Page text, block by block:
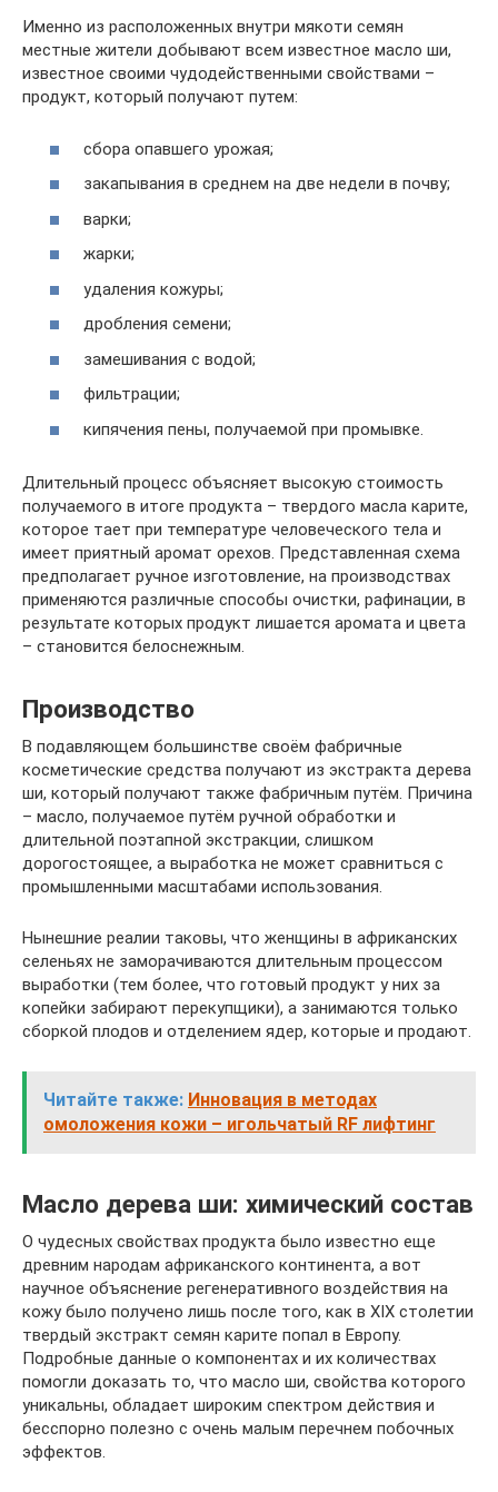
Именно из расположенных внутри мякоти семян
местные жители добывают всем известное масло ши,
известное своими чудодейственными свойствами –
продукт, который получают путем:
сбора опавшего урожая;
закапывания в среднем на две недели в почву;
варки;
жарки;
удаления кожуры;
дробления семени;
замешивания с водой;
фильтрации;
кипячения пены, получаемой при промывке.
Длительный процесс объясняет высокую стоимость
получаемого в итоге продукта – твердого масла карите,
которое тает при температуре человеческого тела и
имеет приятный аромат орехов. Представленная схема
предполагает ручное изготовление, на производствах
применяются различные способы очистки, рафинации, в
результате которых продукт лишается аромата и цвета
– становится белоснежным.
Производство
В подавляющем большинстве своём фабричные
косметические средства получают из экстракта дерева
ши, который получают также фабричным путём. Причина
– масло, получаемое путём ручной обработки и
длительной поэтапной экстракции, слишком
дорогостоящее, а выработка не может сравниться с
промышленными масштабами использования.
Нынешние реалии таковы, что женщины в африканских
селеньях не заморачиваются длительным процессом
выработки (тем более, что готовый продукт у них за
копейки забирают перекупщики), а занимаются только
сборкой плодов и отделением ядер, которые и продают.
Читайте также: Инновация в методах
омоложения кожи – игольчатый RF лифтинг
Масло дерева ши: химический состав
О чудесных свойствах продукта было известно еще
древним народам африканского континента, а вот
научное объяснение регенеративного воздействия на
кожу было получено лишь после того, как в XIX столетии
твердый экстракт семян карите попал в Европу.
Подробные данные о компонентах и их количествах
помогли доказать то, что масло ши, свойства которого
уникальны, обладает широким спектром действия и
бесспорно полезно с очень малым перечнем побочных
эффектов.